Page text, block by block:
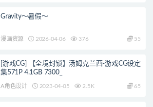
Gravity～暑假～
漫画资源 2026-04-06 376 55
[游戏CG] 【全境封锁】汤姆克兰西-游戏CG设定
集571P 4.1GB 7300_
A角色设计 2023-04-05 2.5K 65